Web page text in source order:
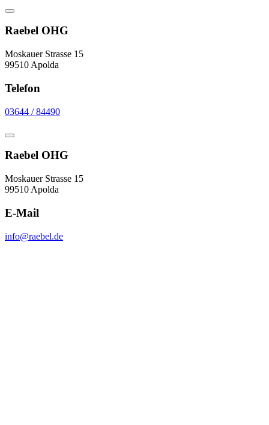
Raebel OHG
Moskauer Strasse 15
99510 Apolda
Telefon
03644 / 84490
Raebel OHG
Moskauer Strasse 15
99510 Apolda
E-Mail
info@raebel.de